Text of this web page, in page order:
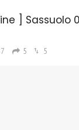
] Sassuolo
5 5